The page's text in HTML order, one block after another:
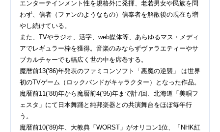
エンターテインメント性を規格外に発揮、老若男女や民族を問
わず、信者（ファンのようなもの）信奉者を解散後の現在も増
やし続けている。
また、TVやラジオ、活字、web媒体等、あらゆるマス・メディ
アでレギュラー枠を獲得。音楽のみならずヴァラエティーやサ
ブカルチャーでも幅広く世の中を席巻する。
魔暦前13(‘86)年発表のファミコンソフト「悪魔の逆襲」 は世界
初のTVゲーム（ロックバンドがキャラクター）となった作品。
魔暦前11(‘88)年から魔暦前4(‘95)年まで計7回、北海道「美唄フ
ェスタ」にて日本舞踊と純邦楽器との共演舞台をほぼ毎年行
う。
魔暦前10(‘89)年、大教典「WORST」がオリコン1位、「NHK紅